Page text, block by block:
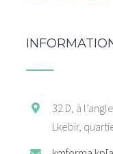
32 D, à
Lkebir,